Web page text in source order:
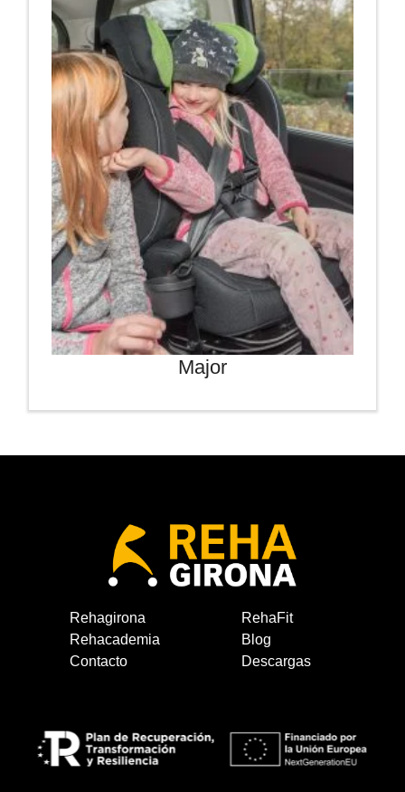
Major
Rehagirona
RehaFit
Rehacademia
Blog
Contacto
Descargas